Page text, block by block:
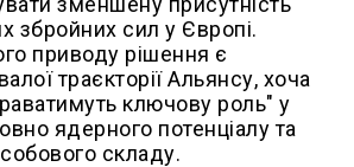
збройних сил у Європі.
приводу рішення є
траєкторії Альянсу, хоча
ключову роль" у
ядерного потенціалу та
складу.